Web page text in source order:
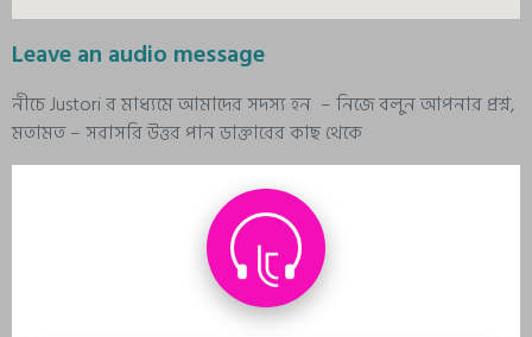
Leave an audio message
নীচে Justori র মাধ্যমে আমাদের সদস্য হন – নিজে বলুন আপনার প্রশ্ন,
মতামত – সরাসরি উত্তর পান ডাক্তারের কাছ থেকে